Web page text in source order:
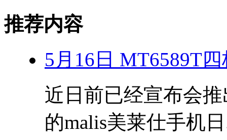
推荐内容
5月16日 MT6589T
近日前已经宣布会
的malis美莱仕手机